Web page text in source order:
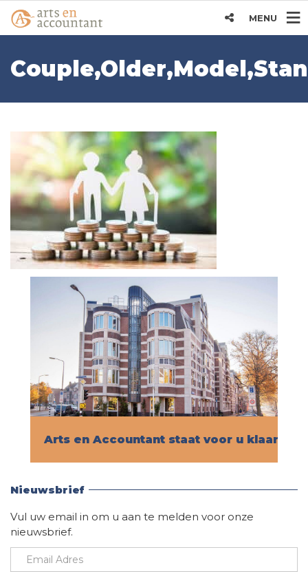
MENU
Arts en Accountant staat voor u klaar!
Nieuwsbrief
Vul uw email in om u aan te melden voor onze
nieuwsbrief.